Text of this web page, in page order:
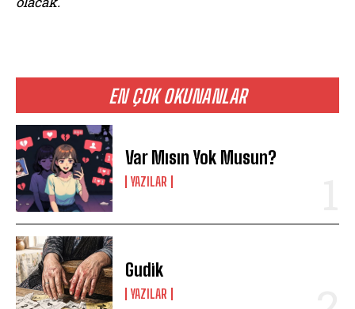
EN ÇOK OKUNANLAR
Var Mısın Yok Musun?
YAZILAR
Gudik
YAZILAR